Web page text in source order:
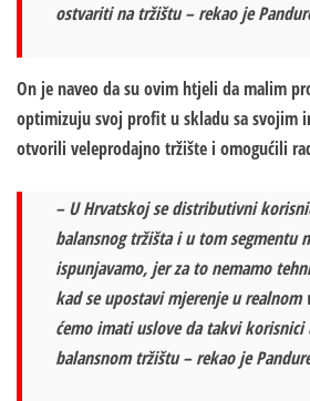
ostvariti na tržištu – rekao je
On je naveo da su ovim htjeli da malim
optimizuju svoj profit u skladu sa svojim
otvorili veleprodajno tržište i omogućili
– U Hrvatskoj se distributivni
balansnog tržišta i u tom segmentu
ispunjavamo, jer za to nemamo
kad se upostavi mjerenje u realnom
ćemo imati uslove da takvi korisnici
balansnom tržištu – rekao je